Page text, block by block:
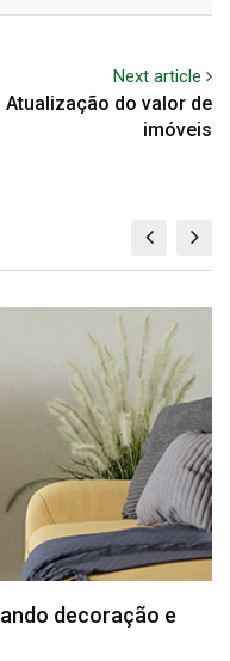
Next article
Atualização do valor de
imóveis
decoração e